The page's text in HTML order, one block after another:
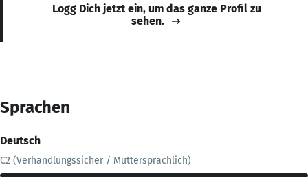
Logg Dich jetzt ein, um das ganze Profil zu
sehen.
Sprachen
Deutsch
C2 (Verhandlungssicher / Muttersprachlich)